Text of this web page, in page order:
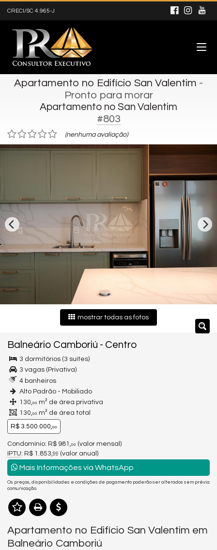
CRECI/SC 4.965-J
Apartamento no Edifício San Valentim -
Pronto para morar
Apartamento no San Valentim
#803
(nenhuma avaliação)
mostrar todas as fotos
Balneário Camboriú - Centro
3 dormitórios (3 suítes)
3 vagas (Privativa)
4 banheiros
Alto Padrão - Mobiliado
130,00 m² de área privativa
130,00 m² de área total
R$ 3.500.000,00
Condomínio: R$ 981, 00 (valor mensal)
IPTU: R$ 1.853, 99 (valor anual)
Mais Informações via WhatsApp
Os preços, disponibilidades e condições de pagamento poderão ser alterados sem prévia
comunicação.
Apartamento no Edifício San Valentim em
Balneário Camboriú